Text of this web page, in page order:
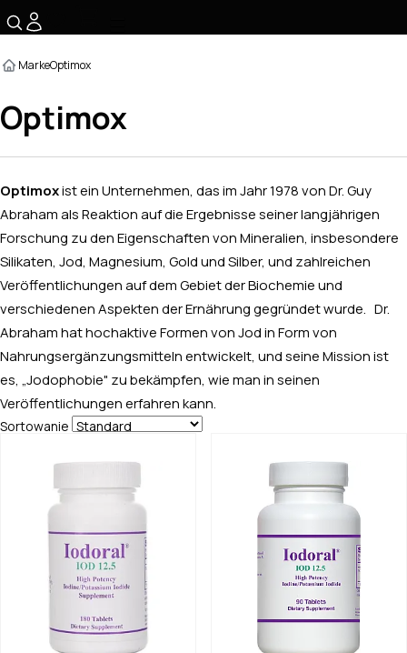
MarkeOptimox
Optimox
Optimox ist ein Unternehmen, das im Jahr 1978 von Dr. Guy
Abraham als Reaktion auf die Ergebnisse seiner langjährigen
Forschung zu den Eigenschaften von Mineralien, insbesondere
Silikaten, Jod, Magnesium, Gold und Silber, und zahlreichen
Veröffentlichungen auf dem Gebiet der Biochemie und
verschiedenen Aspekten der Ernährung gegründet wurde. Dr.
Abraham hat hochaktive Formen von Jod in Form von
Nahrungsergänzungsmitteln entwickelt, und seine Mission ist
es, „Jodophobie" zu bekämpfen, wie man in seinen
Veröffentlichungen erfahren kann.
Sortowanie